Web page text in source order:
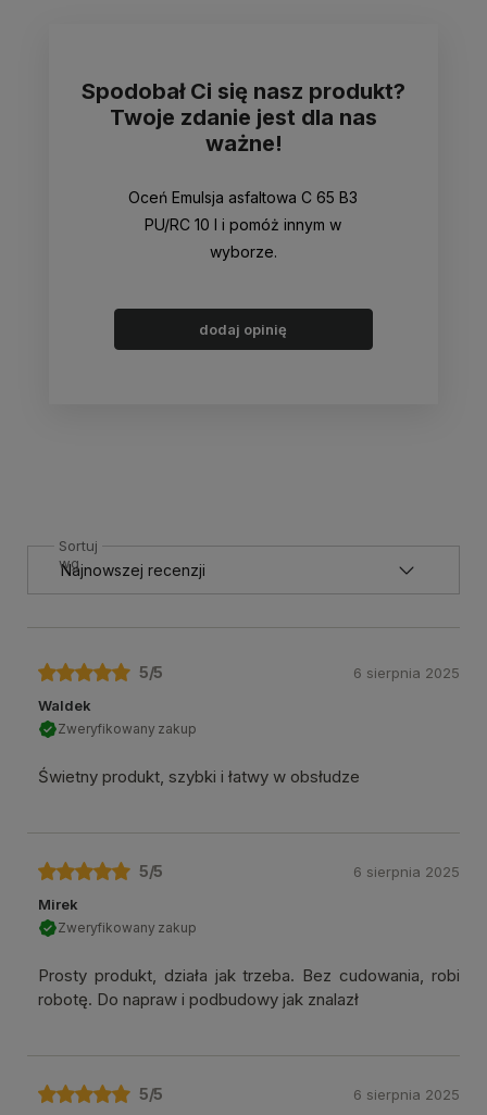
Spodobał Ci się nasz produkt?
Twoje zdanie jest dla nas
ważne!
Oceń Emulsja asfaltowa C 65 B3
PU/RC 10 l i pomóż innym w
wyborze.
dodaj opinię
Sortuj
wg
5/5
Waldek
Zweryfikowany zakup
Świetny produkt, szybki i łatwy w obsłudze
6 sierpnia 2025
5/5
Mirek
Zweryfikowany zakup
Prosty produkt, działa jak trzeba. Bez cudowania, robi
robotę. Do napraw i podbudowy jak znalazł
6 sierpnia 2025
5/5 6 sierpnia 2025